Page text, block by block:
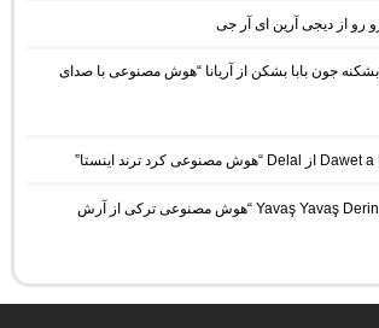
رو از دیجی آرین ای آر جی
جون بابا بشکن از آریانا “هوش مصنوعی با صدای
دانلود آهنگ Yavaş Yavaş Derin Derin “هوش مصنوعی ترکی از آرش